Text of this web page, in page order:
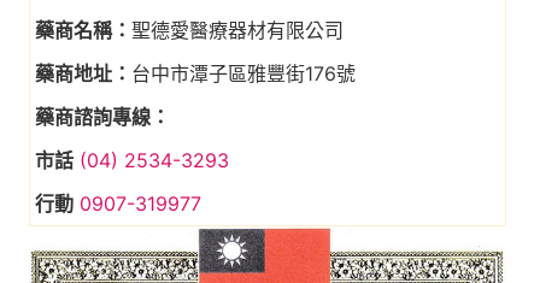
藥商名稱： 聖德愛醫療器材有限公司
藥商地址： 台中市潭子區雅豐街176號
藥商諮詢專線：
市話 (04) 2534-3293
行動 0907-319977